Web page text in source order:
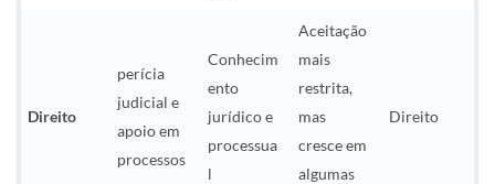
Direito
perícia
judicial e
apoio em
processos
Conhecim
ento
jurídico e
processua
l
Aceitação
mais
restrita,
mas
cresce em
algumas
Direito